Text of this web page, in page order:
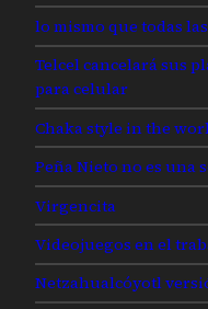
lo mismo que todas
Telcel cancelará sus
para celular
Chaka style in the
Peña Nieto no es una
Virgencita
Videojuegos en el
Netzahualcóyotl